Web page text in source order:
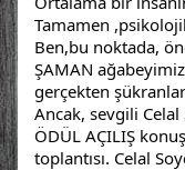
Tamamen
Ben,bu noktada,
ŞAMAN
gerçekten
Ancak, sevgili
ÖDÜL AÇILIŞ
toplantısı. Celal